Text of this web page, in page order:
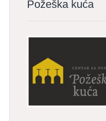
Požeška kuća